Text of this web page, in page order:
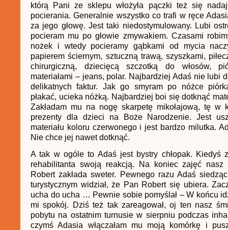
którą Pani ze sklepu włożyła pączki też się
pocierania. Generalnie wszystko co trafi w ręce
za jego głowę. Jest taki niedostymulowany. Lubi
pocieram mu po głowie zmywakiem. Czasami
nożek i wtedy pocieramy gąbkami od mycia
papierem ściernym, sztuczną trawą, szyszkami,
chirurgiczną, dziecięcą szczotką do włosów,
materiałami – jeans, polar. Najbardziej Adaś nie lubi
delikatnych faktur. Jak go smyram po nóżce
płakać, ucieka nóżką. Najbardziej boi się dotknąć
Zakładam mu na nogę skarpetę mikołajową, tę w
prezenty dla dzieci na Boże Narodzenie. Jest
materiału koloru czerwonego i jest bardzo milutka.
Nie chce jej nawet dotknąć.
A tak w ogóle to Adaś jest bystry chłopak. Kiedyś
rehabilitanta swoją reakcją. Na koniec zajęć nasz
Robert zakłada sweter. Pewnego razu Adaś
turystycznym widział, że Pan Robert się ubiera.
ucha do ucha … Pewnie sobie pomyślał – W końcu
mi spokój. Dziś też tak zareagował, oj ten nasz
pobytu na ostatnim turnusie w sierpniu podczas
czymś Adasia włączałam mu moją komórkę i